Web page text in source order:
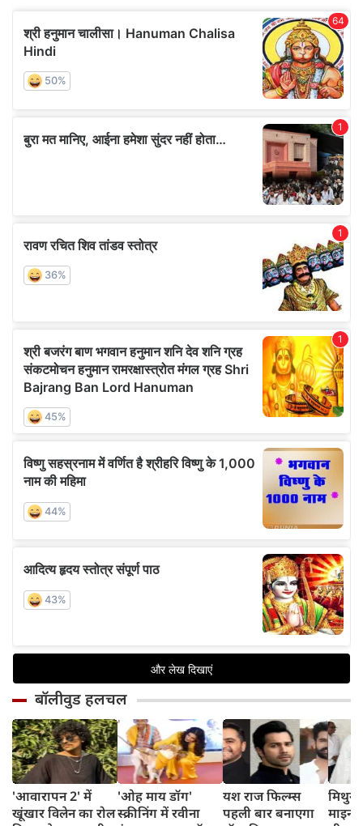
बॉलीवुड हलचल
'आवारापन 2' में
खूंखार विलेन का रोल
'ओह माय डॉग'
स्क्रीनिंग में रवीना
यश राज फिल्म्स
पहली बार बनाएगा
मिथुन